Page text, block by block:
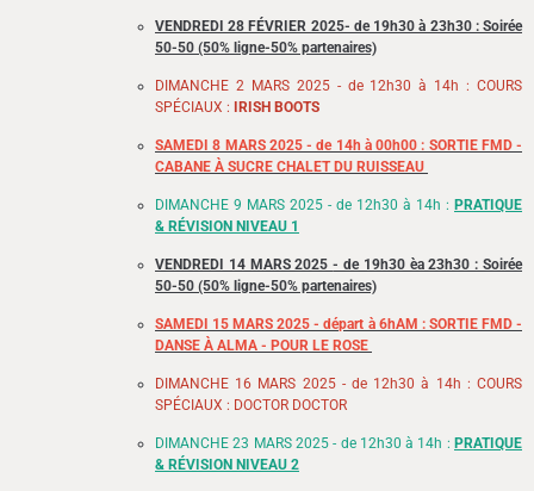
VENDREDI 28 FÉVRIER 2025- de 19h30 à 23h30 : Soirée
50-50 (50% ligne-50% partenaires)
DIMANCHE 2 MARS 2025 - de 12h30 à 14h : COURS
SPÉCIAUX :
IRISH BOOTS
SAMEDI 8 MARS 2025 - de 14h à 00h00 : SORTIE FMD -
CABANE À SUCRE CHALET DU RUISSEAU
DIMANCHE 9 MARS 2025 - de 12h30 à 14h : PRATIQUE
& RÉVISION NIVEAU 1
VENDREDI 14 MARS 2025- de 19h30 èa 23h30 : Soirée
50-50 (50% ligne-50% partenaires)
SAMEDI 15 MARS 2025 - départ à 6hAM : SORTIE FMD -
DANSE À ALMA - POUR LE ROSE
DIMANCHE 16 MARS 2025 - de 12h30 à 14h : COURS
SPÉCIAUX : DOCTOR DOCTOR
DIMANCHE 23 MARS 2025 - de 12h30 à 14h : PRATIQUE
& RÉVISION NIVEAU 2